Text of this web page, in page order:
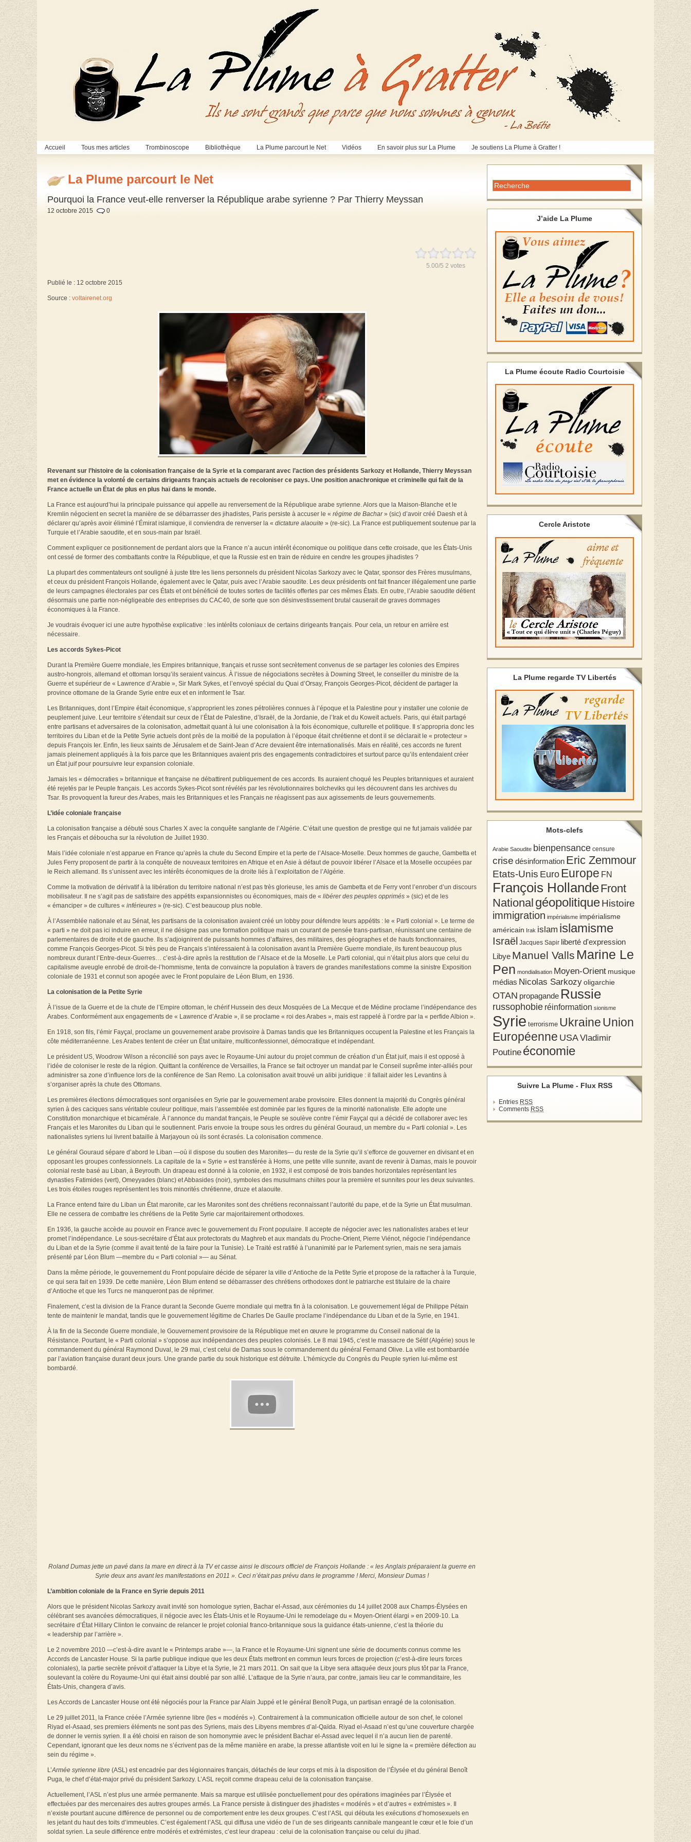
Accueil Tous mes articles Trombinoscope Bibliothèque La Plume parcourt le Net Vidéos En savoir plus sur La Plume Je soutiens La Plume à Gratter !
La Plume parcourt le Net
Pourquoi la France veut-elle renverser la République arabe syrienne ? Par Thierry Meyssan
12 octobre 2015 0
5.00/5 2 votes
Publié le : 12 octobre 2015
Source : voltairenet.org
Revenant sur l’histoire de la colonisation française de la Syrie et la comparant avec l’action des présidents Sarkozy et Hollande, Thierry Meyssan
met en évidence la volonté de certains dirigeants français actuels de recoloniser ce pays. Une position anachronique et criminelle qui fait de la
France actuelle un État de plus en plus haï dans le monde.
La France est aujourd’hui la principale puissance qui appelle au renversement de la République arabe syrienne. Alors que la Maison-Blanche et le
Kremlin négocient en secret la manière de se débarrasser des jihadistes, Paris persiste à accuser le « régime de Bachar» (sic) d’avoir créé Daesh et à
déclarer qu’après avoir éliminé l’Émirat islamique, il conviendra de renverser la « dictature alaouite » (re-sic). La France est publiquement soutenue par la
Turquie et l’Arabie saoudite, et en sous-main par Israël.
Comment expliquer ce positionnement de perdant alors que la France n’a aucun intérêt économique ou politique dans cette croisade, que les États-Unis
ont cessé de former des combattants contre la République, et que la Russie est en train de réduire en cendre les groupes jihadistes ?
La plupart des commentateurs ont souligné à juste titre les liens personnels du président Nicolas Sarkozy avec le Qatar, sponsor des Frères musulmans,
et ceux du président François Hollande, également avec le Qatar, puis avec l’Arabie saoudite. Les deux présidents ont fait financer illégalement une partie
de leurs campagnes électorales par ces États et ont bénéficié de toutes sortes de facilités offertes par ces mêmes États. En outre, l’Arabie saoudite détient
désormais une partie non-négligeable des entreprises du CAC40, de sorte que son désinvestissement brutal causerait de graves dommages
économiques à la France.
Je voudrais évoquer ici une autre hypothèse explicative : les intérêts coloniaux de certains dirigeants français. Pour cela, un retour en arrière est
nécessaire.
Les accords Sykes-Picot
Durant la Première Guerre mondiale, les Empires britannique, français et russe sont secrètement convenus de se partager les colonies des Empires
austro-hongrois, allemand et ottoman lorsqu’ils seraient vaincus. À l’issue de négociations secrètes à Downing Street, le conseiller du ministre de la
Guerre et supérieur de « Lawrence d’Arabie », Sir Mark Sykes, et l’envoyé spécial du Quai d’Orsay, François Georges-Picot, décident de partager la
province ottomane de la Grande Syrie entre eux et en informent le Tsar.
Les Britanniques, dont l’Empire était économique, s’approprient les zones pétrolières connues à l’époque et la Palestine pour y installer une colonie de
peuplement juive. Leur territoire s’étendait sur ceux de l’État de Palestine, d’Israël, de la Jordanie, de l’Irak et du Koweït actuels. Paris, qui était partagé
entre partisans et adversaires de la colonisation, admettait quant à lui une colonisation à la fois économique, culturelle et politique. Il s’appropria donc les
territoires du Liban et de la Petite Syrie actuels dont près de la moitié de la population à l’époque était chrétienne et dont il se déclarait le « protecteur »
depuis François Ier. Enfin, les lieux saints de Jérusalem et de Saint-Jean d’Acre devaient être internationalisés. Mais en réalité, ces accords ne furent
jamais pleinement appliqués à la fois parce que les Britanniques avaient pris des engagements contradictoires et surtout parce qu’ils entendaient créer
un État juif pour poursuivre leur expansion coloniale.
Jamais les « démocraties » britannique et française ne débattirent publiquement de ces accords. Ils auraient choqué les Peuples britanniques et auraient
été rejetés par le Peuple français. Les accords Sykes-Picot sont révélés par les révolutionnaires bolcheviks qui les découvrent dans les archives du
Tsar. Ils provoquent la fureur des Arabes, mais les Britanniques et les Français ne réagissent pas aux agissements de leurs gouvernements.
L’idée coloniale française
La colonisation française a débuté sous Charles X avec la conquête sanglante de l’Algérie. C’était une question de prestige qui ne fut jamais validée par
les Français et déboucha sur la révolution de Juillet 1930.
Mais l’idée coloniale n’est apparue en France qu’après la chute du Second Empire et la perte de l’Alsace-Moselle. Deux hommes de gauche, Gambetta et
Jules Ferry proposent de partir à la conquête de nouveaux territoires en Afrique et en Asie à défaut de pouvoir libérer l’Alsace et la Moselle occupées par
le Reich allemand. Ils s’unissent avec les intérêts économiques de la droite liés à l’exploitation de l’Algérie.
Comme la motivation de dérivatif à la libération du territoire national n’est pas très glorieuse, les amis de Gambetta et de Ferry vont l’enrober d’un discours
mobilisateur. Il ne s’agit pas de satisfaire des appétits expansionnistes ou économiques, mais de « libérer des peuples opprimés » (sic) et de les
« émanciper » de cultures « inférieures » (re-sic). C’est beaucoup plus noble.
À l’Assemblée nationale et au Sénat, les partisans de la colonisation avaient créé un lobby pour défendre leurs appétits : le « Parti colonial ». Le terme de
« parti » ne doit pas ici induire en erreur, il ne désigne pas une formation politique mais un courant de pensée trans-partisan, réunissant une centaine de
parlementaires de droite et de gauche. Ils s’adjoignirent de puissants hommes d’affaires, des militaires, des géographes et de hauts fonctionnaires,
comme François Georges-Picot. Si très peu de Français s’intéressaient à la colonisation avant la Première Guerre mondiale, ils furent beaucoup plus
nombreux durant l’Entre-deux-Guerres… c’est-à-dire après la restitution de l’Alsace et de la Moselle. Le Parti colonial, qui n’était plus alors que celui du
capitalisme aveugle enrobé de droit-de-l’hommisme, tenta de convaincre la population à travers de grandes manifestations comme la sinistre Exposition
coloniale de 1931 et connut son apogée avec le Front populaire de Léon Blum, en 1936.
La colonisation de la Petite Syrie
À l’issue de la Guerre et de la chute de l’Empire ottoman, le chérif Hussein des deux Mosquées de La Mecque et de Médine proclame l’indépendance des
Arabes. Conformément aux engagements de « Lawrence d’Arabie », il se proclame « roi des Arabes », mais est rappelé à l’ordre par la « perfide Albion ».
En 1918, son fils, l’émir Fayçal, proclame un gouvernement arabe provisoire à Damas tandis que les Britanniques occupent la Palestine et les Français la
côte méditerranéenne. Les Arabes tentent de créer un État unitaire, multiconfessionnel, démocratique et indépendant.
Le président US, Woodrow Wilson a réconcilié son pays avec le Royaume-Uni autour du projet commun de création d’un État juif, mais il est opposé à
l’idée de coloniser le reste de la région. Quittant la conférence de Versailles, la France se fait octroyer un mandat par le Conseil suprême inter-alliés pour
administrer sa zone d’influence lors de la conférence de San Remo. La colonisation avait trouvé un alibi juridique : il fallait aider les Levantins à
s’organiser après la chute des Ottomans.
Les premières élections démocratiques sont organisées en Syrie par le gouvernement arabe provisoire. Elles donnent la majorité du Congrès général
syrien à des caciques sans véritable couleur politique, mais l’assemblée est dominée par les figures de la minorité nationaliste. Elle adopte une
Constitution monarchique et bicamérale. À l’annonce du mandat français, le Peuple se soulève contre l’émir Fayçal qui a décidé de collaborer avec les
Français et les Maronites du Liban qui le soutiennent. Paris envoie la troupe sous les ordres du général Gouraud, un membre du « Parti colonial ». Les
nationalistes syriens lui livrent bataille à Marjayoun où ils sont écrasés. La colonisation commence.
Le général Gouraud sépare d’abord le Liban —où il dispose du soutien des Maronites— du reste de la Syrie qu’il s’efforce de gouverner en divisant et en
opposant les groupes confessionnels. La capitale de la « Syrie » est transférée à Homs, une petite ville sunnite, avant de revenir à Damas, mais le pouvoir
colonial reste basé au Liban, à Beyrouth. Un drapeau est donné à la colonie, en 1932, il est composé de trois bandes horizontales représentant les
dynasties Fatimides (vert), Omeyyades (blanc) et Abbasides (noir), symboles des musulmans chiites pour la première et sunnites pour les deux suivantes.
Les trois étoiles rouges représentent les trois minorités chrétienne, druze et alaouite.
La France entend faire du Liban un État maronite, car les Maronites sont des chrétiens reconnaissant l’autorité du pape, et de la Syrie un État musulman.
Elle ne cessera de combattre les chrétiens de la Petite Syrie car majoritairement orthodoxes.
En 1936, la gauche accède au pouvoir en France avec le gouvernement du Front populaire. Il accepte de négocier avec les nationalistes arabes et leur
promet l’indépendance. Le sous-secrétaire d’État aux protectorats du Maghreb et aux mandats du Proche-Orient, Pierre Viénot, négocie l’indépendance
du Liban et de la Syrie (comme il avait tenté de la faire pour la Tunisie). Le Traité est ratifié à l’unanimité par le Parlement syrien, mais ne sera jamais
présenté par Léon Blum —membre du « Parti colonial »— au Sénat.
Dans la même période, le gouvernement du Front populaire décide de séparer la ville d’Antioche de la Petite Syrie et propose de la rattacher à la Turquie,
ce qui sera fait en 1939. De cette manière, Léon Blum entend se débarrasser des chrétiens orthodoxes dont le patriarche est titulaire de la chaire
d’Antioche et que les Turcs ne manqueront pas de réprimer.
Finalement, c’est la division de la France durant la Seconde Guerre mondiale qui mettra fin à la colonisation. Le gouvernement légal de Philippe Pétain
tente de maintenir le mandat, tandis que le gouvernement légitime de Charles De Gaulle proclame l’indépendance du Liban et de la Syrie, en 1941.
À la fin de la Seconde Guerre mondiale, le Gouvernement provisoire de la République met en œuvre le programme du Conseil national de la
Résistance. Pourtant, le « Parti colonial » s’oppose aux indépendances des peuples colonisés. Le 8 mai 1945, c’est le massacre de Sétif (Algérie) sous le
commandement du général Raymond Duval, le 29 mai, c’est celui de Damas sous le commandement du général Fernand Olive. La ville est bombardée
par l’aviation française durant deux jours. Une grande partie du souk historique est détruite. L’hémicycle du Congrès du Peuple syrien lui-même est
bombardé.
Roland Dumas jette un pavé dans la mare en direct à la TV et casse ainsi le discours officiel de François Hollande : « les Anglais préparaient la guerre en
Syrie deux ans avant les manifestations en 2011 ». Ceci n’était pas prévu dans le programme ! Merci, Monsieur Dumas !
L’ambition coloniale de la France en Syrie depuis 2011
Alors que le président Nicolas Sarkozy avait invité son homologue syrien, Bachar el-Assad, aux cérémonies du 14 juillet 2008 aux Champs-Élysées en
célébrant ses avancées démocratiques, il négocie avec les États-Unis et le Royaume-Uni le remodelage du « Moyen-Orient élargi » en 2009-10. La
secrétaire d’État Hillary Clinton le convainc de relancer le projet colonial franco-britannique sous la guidance états-unienne, c’est la théorie du
« leadership par l’arrière ».
Le 2 novembre 2010 —c’est-à-dire avant le « Printemps arabe »—, la France et le Royaume-Uni signent une série de documents connus comme les
Accords de Lancaster House. Si la partie publique indique que les deux États mettront en commun leurs forces de projection (c’est-à-dire leurs forces
coloniales), la partie secrète prévoit d’attaquer la Libye et la Syrie, le 21 mars 2011. On sait que la Libye sera attaquée deux jours plus tôt par la France,
soulevant la colère du Royaume-Uni qui était ainsi doublé par son allié. L’attaque de la Syrie n’aura, par contre, jamais lieu car le commanditaire, les
États-Unis, changera d’avis.
Les Accords de Lancaster House ont été négociés pour la France par Alain Juppé et le général Benoît Puga, un partisan enragé de la colonisation.
Le 29 juillet 2011, la France créée l’Armée syrienne libre (les « modérés »). Contrairement à la communication officielle autour de son chef, le colonel
Riyad el-Asaad, ses premiers éléments ne sont pas des Syriens, mais des Libyens membres d’al-Qaïda. Riyad el-Asaad n’est qu’une couverture chargée
de donner le vernis syrien. Il a été choisi en raison de son homonymie avec le président Bachar el-Assad avec lequel il n’a aucun lien de parenté.
Cependant, ignorant que les deux noms ne s’écrivent pas de la même manière en arabe, la presse atlantiste voit en lui le signe la « première défection au
sein du régime ».
L’Armée syrienne libre (ASL) est encadrée par des légionnaires français, détachés de leur corps et mis à la disposition de l’Élysée et du général Benoît
Puga, le chef d’état-major privé du président Sarkozy. L’ASL reçoit comme drapeau celui de la colonisation française.
Actuellement, l’ASL n’est plus une armée permanente. Mais sa marque est utilisée ponctuellement pour des opérations imaginées par l’Élysée et
effectuées par des mercenaires des autres groupes armés. La France persiste à distinguer des jihadistes « modérés » et d’autres « extrémistes ». Il
n’existe pourtant aucune différence de personnel ou de comportement entre les deux groupes. C’est l’ASL qui débuta les exécutions d’homosexuels en
les jetant du haut des toits d’immeubles. C’est également l’ASL qui diffusa une vidéo de l’un de ses dirigeants cannibale mangeant le cœur et le foie d’un
soldat syrien. La seule différence entre modérés et extrémistes, c’est leur drapeau : celui de la colonisation française ou celui du jihad.
J’aide La Plume
La Plume écoute Radio Courtoisie
Cercle Aristote
La Plume regarde TV Libertés
Mots-clefs
Arabie Saoudite bienpensance censure
crise désinformation Eric Zemmour
Etats-Unis Euro Europe FN
François HollandeFront
National géopolitiqueHistoire
immigration impérialisme impérialisme
américain Irak islam islamisme
Israël Jacques Sapir liberté d'expression
Libye Manuel Valls Marine Le
Pen mondialisation Moyen-Orient musique
médias Nicolas Sarkozyoligarchie
OTAN propagande Russie
russophobie réinformation sionisme
Syrie terrorisme Ukraine Union
Européenne USAVladimir
Poutine économie
Suivre La Plume - Flux RSS
Entries RSS
Comments RSS